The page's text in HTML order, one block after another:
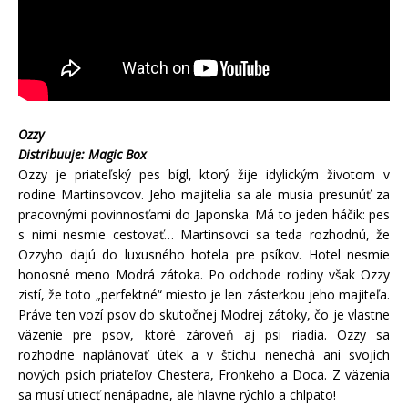
Ozzy
Distribuuje: Magic Box
Ozzy je priateľský pes bígl, ktorý žije idylickým životom v
rodine Martinsovcov. Jeho majitelia sa ale musia presunúť za
pracovnými povinnosťami do Japonska. Má to jeden háčik: pes
s nimi nesmie cestovať… Martinsovci sa teda rozhodnú, že
Ozzyho dajú do luxusného hotela pre psíkov. Hotel nesmie
honosné meno Modrá zátoka. Po odchode rodiny však Ozzy
zistí, že toto „perfektné“ miesto je len zásterkou jeho majiteľa.
Práve ten vozí psov do skutočnej Modrej zátoky, čo je vlastne
väzenie pre psov, ktoré zároveň aj psi riadia. Ozzy sa
rozhodne naplánovať útek a v štichu nenechá ani svojich
nových psích priateľov Chestera, Fronkeho a Doca. Z väzenia
sa musí utiecť nenápadne, ale hlavne rýchlo a chlpato!